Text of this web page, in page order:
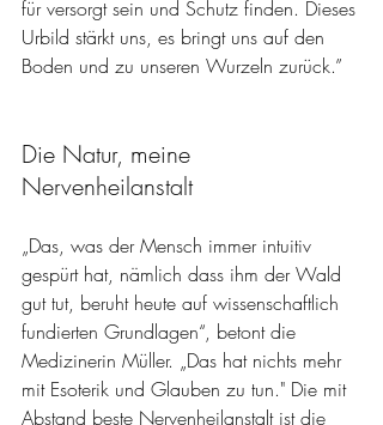
für versorgt sein und Schutz finden. Dieses
Urbild stärkt uns, es bringt uns auf den
Boden und zu unseren Wurzeln zurück.”
Die Natur, meine
Nervenheilanstalt
„Das, was der Mensch immer intuitiv
gespürt hat, nämlich dass ihm der Wald
gut tut, beruht heute auf wissenschaftlich
fundierten Grundlagen“, betont die
Medizinerin Müller. „Das hat nichts mehr
mit Esoterik und Glauben zu tun." Die mit
Abstand beste Nervenheilanstalt ist die